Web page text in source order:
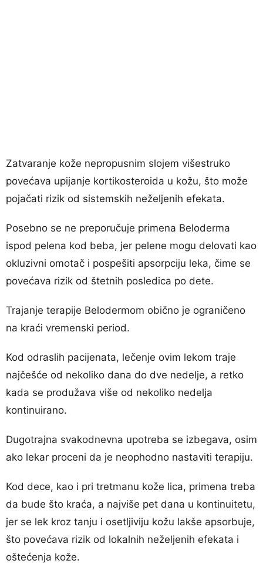
Zatvaranje kože nepropusnim slojem višestruko
povećava upijanje kortikosteroida u kožu, što može
pojačati rizik od sistemskih neželjenih efekata.
Posebno se ne preporučuje primena Beloderma
ispod pelena kod beba, jer pelene mogu delovati kao
okluzivni omotač i pospešiti apsorpciju leka, čime se
povećava rizik od štetnih posledica po dete.
Trajanje terapije Belodermom obično je ograničeno
na kraći vremenski period.
Kod odraslih pacijenata, lečenje ovim lekom traje
najčešće od nekoliko dana do dve nedelje, a retko
kada se produžava više od nekoliko nedelja
kontinuirano.
Dugotrajna svakodnevna upotreba se izbegava, osim
ako lekar proceni da je neophodno nastaviti terapiju.
Kod dece, kao i pri tretmanu kože lica, primena treba
da bude što kraća, a najviše pet dana u kontinuitetu,
jer se lek kroz tanju i osetljiviju kožu lakše apsorbuje,
što povećava rizik od lokalnih neželjenih efekata i
oštećenja kože.